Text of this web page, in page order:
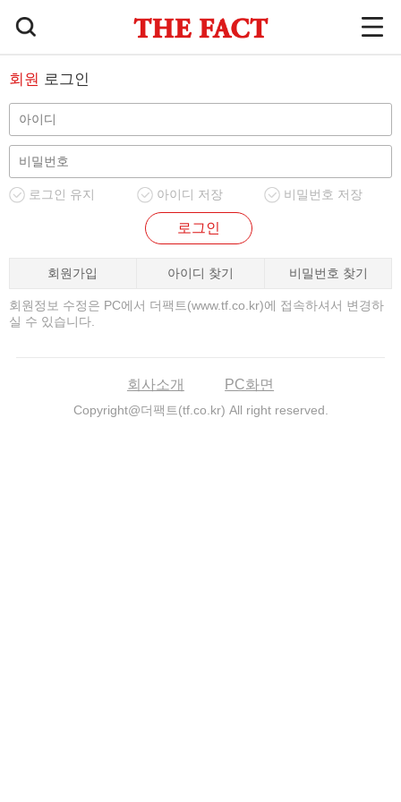
회원 로그인
로그인 유지 아이디 저장 비밀번호 저장
로그인
회원가입 아이디 찾기 비밀번호 찾기
회원정보 수정은 PC에서 더팩트(www.tf.co.kr)에 접속하셔서 변경하
실 수 있습니다.
회사소개 PC화면
Copyright@더팩트(tf.co.kr) All right reserved.